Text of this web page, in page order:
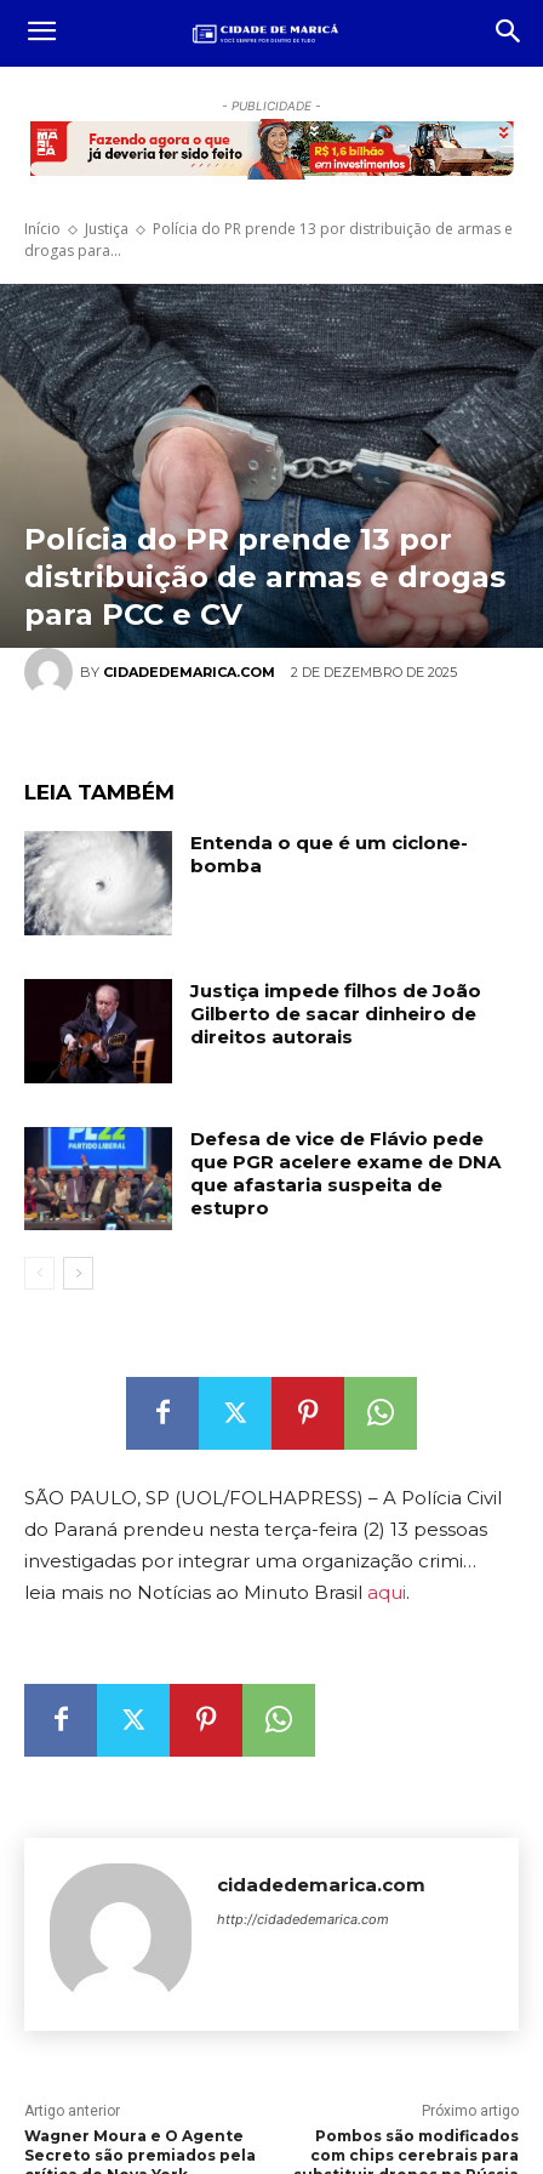
- PUBLICIDADE -
Início Justiça
Polícia do PR prende 13 por distribuição de armas e
drogas para...
BY CIDADEDEMARICA.COM 2 DE DEZEMBRO DE 2025
Polícia do PR prende 13 por
distribuição de armas e drogas
para PCC e CV
LEIA TAMBÉM
Entenda o que é um ciclone-
bomba
Justiça impede filhos de João
Gilberto de sacar dinheiro de
direitos autorais
Defesa de vice de Flávio pede
que PGR acelere exame de DNA
que afastaria suspeita de
estupro
SÃO PAULO, SP (UOL/FOLHAPRESS) – A Polícia Civil
do Paraná prendeu nesta terça-feira (2) 13 pessoas
investigadas por integrar uma organização crimi…
leia mais no Notícias ao Minuto Brasil aqui.
cidadedemarica.com
http://cidadedemarica.com
Artigo anterior
Wagner Moura e O Agente
Secreto são premiados pela
Próximo artigo
Pombos são modificados
com chips cerebrais para